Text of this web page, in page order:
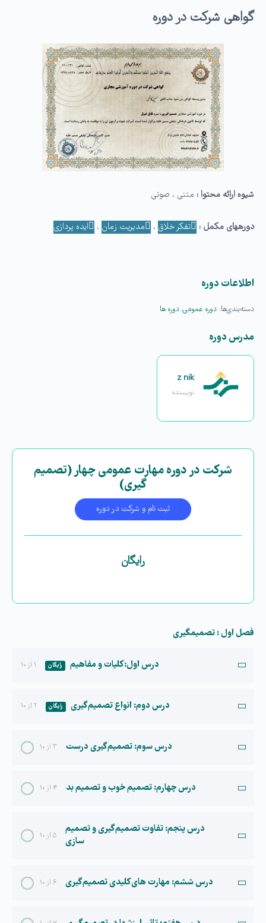
گواهی شرکت در دوره
شیوه ارائه محتوا : متنی ، صوتی
دوره­های مکمل : تفکر خلاق ، مدیریت زمان ، ایده پردازی
اطلاعات دوره
دسته‌بندی‌ها: دوره عمومی, دوره ها
مدرس دوره
z nik
نویسنده
شرکت در دوره مهارت عمومی چهار (تصمیم
گیری)
ثبت نام و شرکت در دوره
رایگان
فصل اول : تصمیم­گیری
۱ از ۱۰ درس اول: کلیات و مفاهیم رایگان
۲ از ۱۰ درس دوم: انواع تصمیم گیری رایگان
۳ از ۱۰ درس سوم: تصمیم گیری درست
۴ از ۱۰ درس چهارم: تصمیم خوب و تصمیم بد
۵ از ۱۰
درس پنجم: تفاوت تصمیم گیری و تصمیم
سازی
۶ از ۱۰ درس ششم: مهارت های کلیدی تصمیم گیری